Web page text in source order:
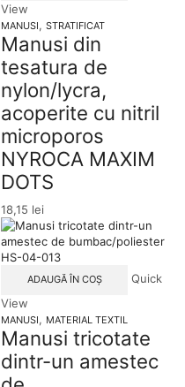
View
MANUSI, STRATIFICAT
Manusi din
tesatura de
nylon/lycra,
acoperite cu nitril
microporos
NYROCA MAXIM
DOTS
18,15 lei
ADAUGĂ ÎN COȘ
Quick
View
MANUSI, MATERIAL TEXTIL
Manusi tricotate
dintr-un amestec